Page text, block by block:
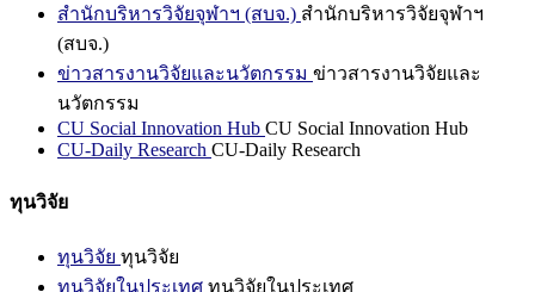
สำนักบริหารวิจัยจุฬาฯ (สบจ.) สำนักบริหารวิจัยจุฬาฯ
(สบจ.)
ข่าวสารงานวิจัยและนวัตกรรม ข่าวสารงานวิจัยและ
นวัตกรรม
CU Social Innovation Hub CU Social Innovation Hub
CU-Daily Research CU-Daily Research
ทุนวิจัย
ทุนวิจัย ทุนวิจัย
ทุนวิจัยในประเทศ ทุนวิจัยในประเทศ